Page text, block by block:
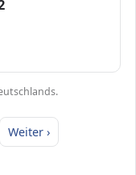
Weiter ›